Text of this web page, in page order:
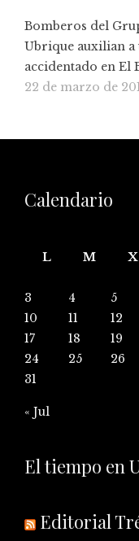
Bomberos del
Ubrique auxilian a
accidentado en El
22 de marzo de
Calendario
L
M X
3
4 5
10
11 12
17
18 19
24
25 26
31
« Jul
El tiempo en
Editorial